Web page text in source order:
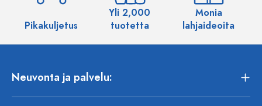
Pikakuljetus
Yli 2,000
tuotetta
Monia
lahjaideoita
Neuvonta ja palvelu: